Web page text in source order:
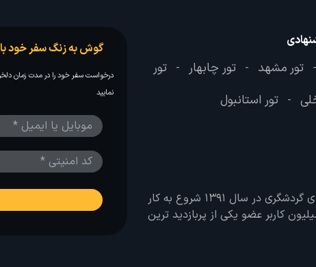
- تور مشهد - تور چابهار - تور
- تور استانبول
وب سایت لحظه آخر با هدف ایجاد بانکی جامع در تمامی زمینه های گردشگری در سال 1391 شروع به کار
میلیون کاربر عضو یکی از پربازدید ترین
گوش به زنگ سفر خود
درخواست سفر خود را در مدت زمان
نمایید